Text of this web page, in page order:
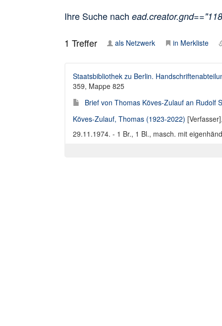
Ihre Suche nach
1 Treffer als Netzwerk in Merkliste
Staatsbibliothek zu Berlin.
359, Mappe 825
Brief von Thomas Köves-Zulauf an Rudolf
Köves-Zulauf, Thomas (1923-2022)
29.11.1974. - 1 Br., 1 Bl., masch. mit